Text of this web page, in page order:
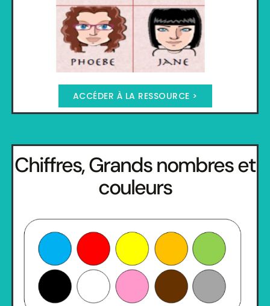
ACCÉDER À LA RESSOURCE >
Chiffres, Grands nombres et
couleurs